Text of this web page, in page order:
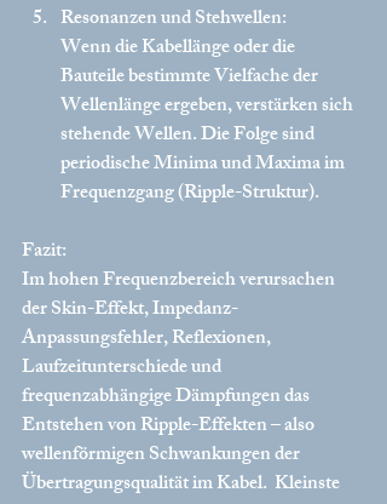
Resonanzen und Stehwellen:
Wenn die Kabellänge oder die
Bauteile bestimmte Vielfache der
Wellenlänge ergeben, verstärken sich
stehende Wellen. Die Folge sind
periodische Minima und Maxima im
Frequenzgang (Ripple-Struktur).
Fazit:
Im hohen Frequenzbereich verursachen
der Skin-Effekt, Impedanz-
Anpassungsfehler, Reflexionen,
Laufzeitunterschiede und
frequenzabhängige Dämpfungen das
Entstehen von Ripple-Effekten – also
wellenförmigen Schwankungen der
Übertragungsqualität im Kabel.  Kleinste